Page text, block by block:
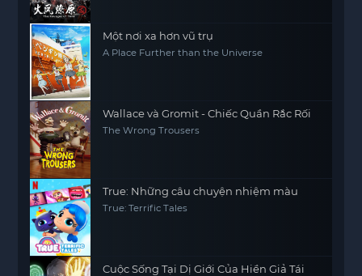
Một nơi xa hơn vũ trụ
A Place Further than the Universe
Wallace và Gromit - Chiếc Quần Rắc Rối
The Wrong Trousers
True: Những câu chuyện nhiệm màu
True: Terrific Tales
Cuộc Sống Tại Dị Giới Của Hiền Giả Tái